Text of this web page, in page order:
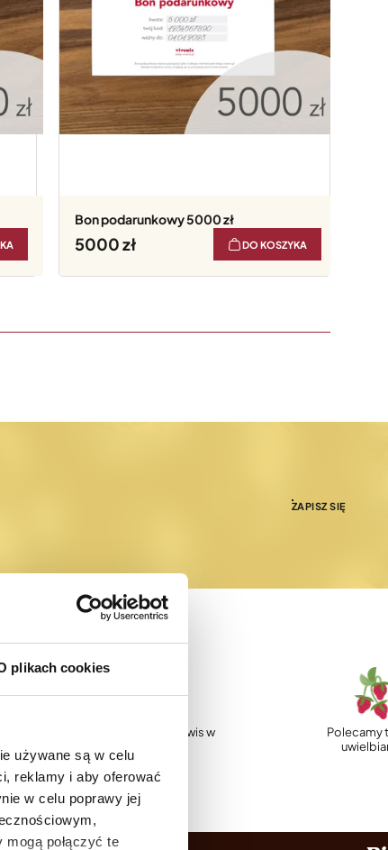
plikach cookies
używane są w celu
reklamy i aby oferować
w celu poprawy jej
połączyć te
Bon podarunkowy 5000 zł
5000 DO KOSZYKA
ZAPISZ SIĘ
Profesjonalny serwis w
Polecamy